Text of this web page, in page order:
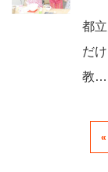
都
だ
教…
«